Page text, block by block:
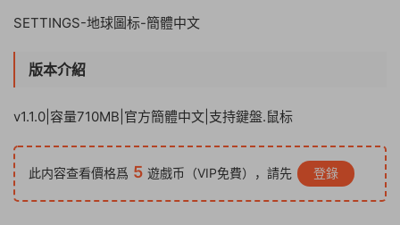
SETTINGS-地球圖标-簡體中文
版本介紹
v1.1.0|容量710MB|官方簡體中文|支持鍵盤.鼠标
此内容查看價格爲 5 遊戲币（VIP免費），請先 登錄